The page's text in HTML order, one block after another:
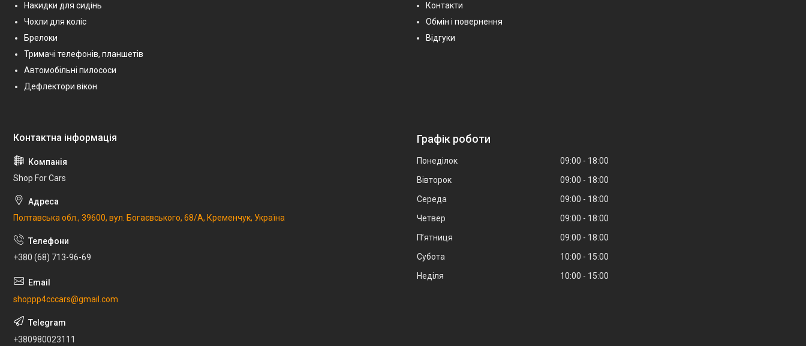
Накидки для сидінь
Чохли для коліс
Брелоки
Тримачі телефонів, планшетів
Автомобільні пилососи
Дефлектори вікон
Контакти
Обмін і повернення
Відгуки
Shop For Cars
Полтавська обл., 39600, вул. Богаєвського, 68/А, Кременчук, Україна
+380 (68) 713-96-69
shoppp4cccars@gmail.com
+380980023111
Графік роботи
Понеділок 09:00
18:00
Вівторок
09:00
18:00
Середа
09:00
18:00
Четвер
09:00
18:00
Пʼятниця
09:00
18:00
Субота
10:00
15:00
Неділя
10:00 15:00